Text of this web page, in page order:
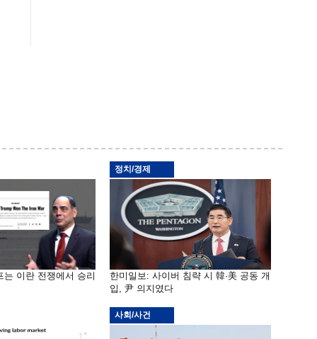
는 이란 전쟁에서 승리
정치/경제
한미일보: 사이버 침략 시 韓·美 공동 개
입, 尹 의지였다
사회/사건